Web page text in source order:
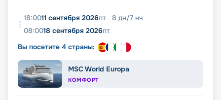
18:0011 сентября 2026пт 8 дн/7 нч
08:0018 сентября 2026пт
Вы посетите 4 страны:
MSC World Europa
КОМФОРТ